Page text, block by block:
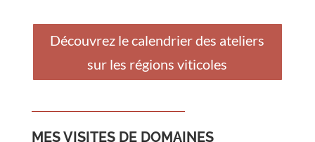
Découvrez le calendrier des ateliers
sur les régions viticoles
MES VISITES DE DOMAINES